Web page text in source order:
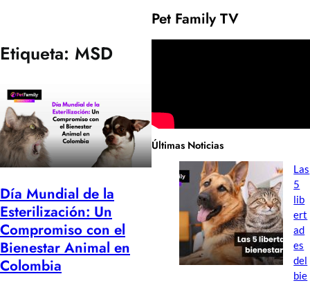
Etiqueta: MSD
Día Mundial de la
Esterilización: Un
Compromiso con el
Bienestar Animal en
Colombia
Pet Family TV
Últimas Noticias
Las
5
lib
ert
ad
es
del
bie